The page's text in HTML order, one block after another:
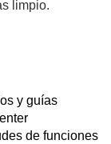
limpio.
y guías
de funciones